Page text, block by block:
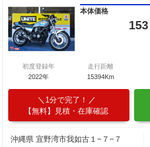
本体価格
153
初度登録年
2022年
走行距離
15394Km
1分で完了！
【無料】見積・在庫確認
沖縄県 宜野湾市我如古１−７−７